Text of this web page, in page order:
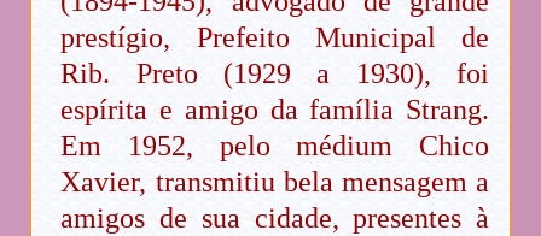
prestígio, Prefeito Municipal de
Rib. Preto (1929 a 1930), foi
espírita e amigo da família Strang.
Em 1952, pelo médium Chico
Xavier, transmitiu bela mensagem a
amigos de sua cidade, presentes à